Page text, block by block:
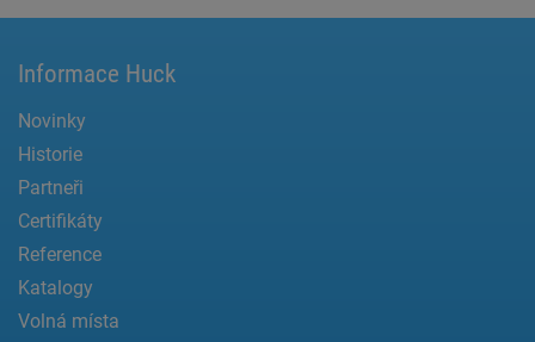
Informace Huck
Novinky
Historie
Partneři
Certifikáty
Reference
Katalogy
Volná místa